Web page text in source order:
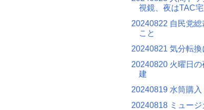
視鏡、夜はTAC
20240822 自民党
こと
20240821 気分転
20240820 火曜日
建
20240819 水筒購入
20240818 ミュージ